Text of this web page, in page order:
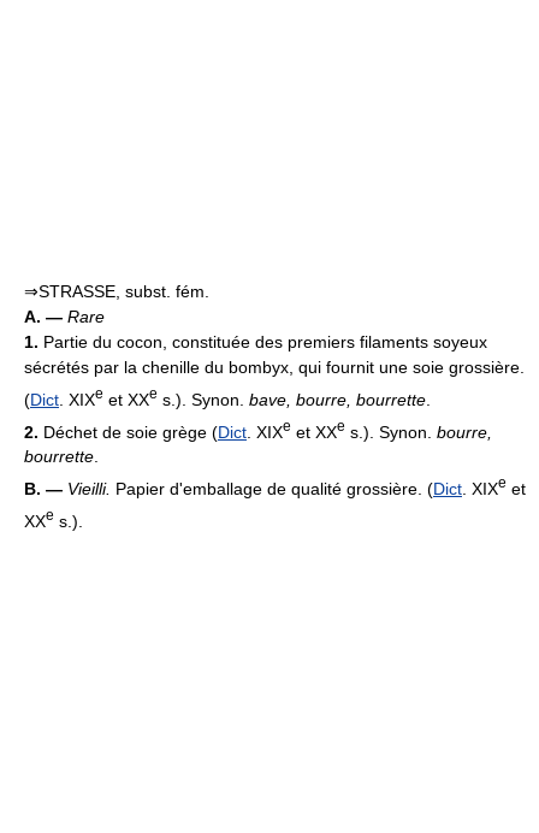
⇒STRASSE, subst. fém.
A. — Rare
1. Partie du cocon, constituée des premiers filaments soyeux
sécrétés par la chenille du bombyx, qui fournit une soie grossière.
(Dict . XIXe et XXe s.). Synon. bave, bourre, bourrette
2. Déchet de soie grège (Dict . XIXe et XXe s.). Synon. bourre,
bourrette.
B. — Vieilli. Papier d'emballage de qualité grossière. (Dict . XIXe et
XXe s.).